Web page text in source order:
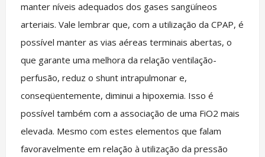
manter níveis adequados dos gases sangüíneos
arteriais. Vale lembrar que, com a utilização da CPAP, é
possível manter as vias aéreas terminais abertas, o
que garante uma melhora da relação ventilação-
perfusão, reduz o shunt intrapulmonar e,
conseqüentemente, diminui a hipoxemia. Isso é
possível também com a associação de uma FiO2 mais
elevada. Mesmo com estes elementos que falam
favoravelmente em relação à utilização da pressão